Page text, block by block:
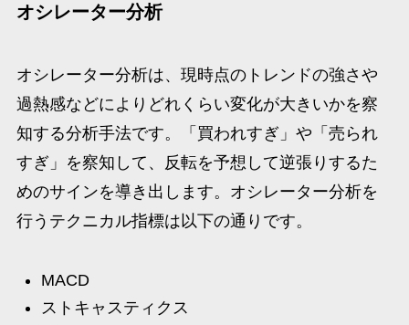
オシレーター分析
オシレーター分析は、現時点のトレンドの強さや
過熱感などによりどれくらい変化が大きいかを察
知する分析手法です。「買われすぎ」や「売られ
すぎ」を察知して、反転を予想して逆張りするた
めのサインを導き出します。オシレーター分析を
行うテクニカル指標は以下の通りです。
MACD
ストキャスティクス